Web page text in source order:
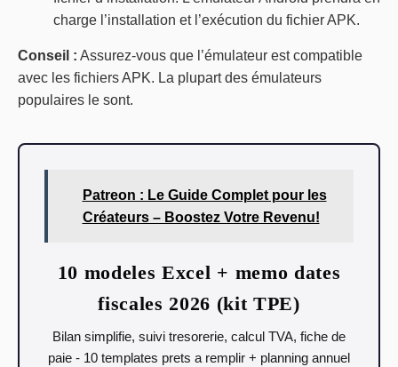
charge l’installation et l’exécution du fichier APK.
Conseil : Assurez-vous que l’émulateur est compatible
avec les fichiers APK. La plupart des émulateurs
populaires le sont.
Patreon : Le Guide Complet pour les
Créateurs – Boostez Votre Revenu!
10 modeles Excel + memo dates
fiscales 2026 (kit TPE)
Bilan simplifie, suivi tresorerie, calcul TVA, fiche de
paie - 10 templates prets a remplir + planning annuel